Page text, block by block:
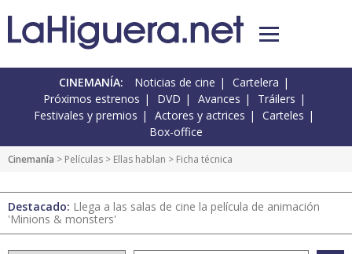
CINEMANÍA: Noticias de cine
Cartelera
Próximos estrenos
DVD Avances
Tráilers
Festivales y premios
Actores y actrices
Carteles
Box-office
Cinemanía > Películas > Ellas hablan > Ficha técnica
Destacado: Llega a las salas de cine la película de animación
'Minions & monsters'